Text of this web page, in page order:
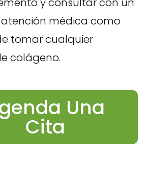
médica como
tomar cualquier
colágeno.
Una
Cita